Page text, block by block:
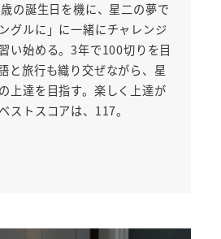
の誕生日を機に、星二の夢で
グルに」に一緒にチャレンジ
い始める。3年で100切りを目
と旅行も織り交ぜながら、星
上達を目指す。楽しく上達が
ストスコアは、117。